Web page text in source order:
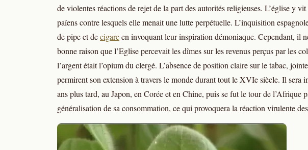
de violentes réactions de rejet de la part des autorités religieuses. L’église y
païens contre lesquels elle menait une lutte perpétuelle. L’inquisition
de pipe et decigareen invoquant leur inspiration démoniaque. Cependant, il
bonne raison que l’Eglise percevait les dîmes sur les revenus perçus par les
l’argent était l’opium du clergé. L’absence de position claire sur le tabac,
permirent son extension à travers le monde durant tout le XVIe siècle. Il sera
ans plus tard, au Japon, en Corée et en Chine, puis se fut le tour de
généralisation de sa consommation, ce qui provoquera la réaction virulente